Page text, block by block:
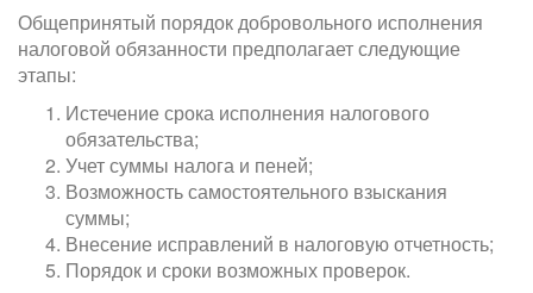
Общепринятый порядок добровольного исполнения
налоговой обязанности предполагает следующие
этапы:
Истечение срока исполнения налогового
обязательства;
Учет суммы налога и пеней;
Возможность самостоятельного взыскания
суммы;
Внесение исправлений в налоговую отчетность;
Порядок и сроки возможных проверок.